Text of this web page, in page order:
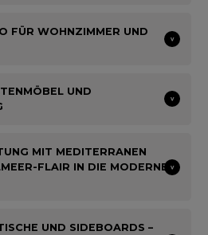
FÜR WOHNZIMMER UND
UND
MIT MEDITERRANEN
FLAIR IN DIE MODERNE
UND SIDEBOARDS –